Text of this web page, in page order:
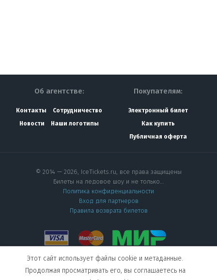
Об агентстве:
Контакты
Сотрудничество
Новости
Наши логотипы
Покупателям:
Электронный билет
Как купить
Публичная оферта
© 2014 — 2026, IceTickets.ru, все права защищены
Билеты на ледовое шоу и не только…
Политика конфиденциальности
Вход для партнеров
Правила возврата билетов
Мы в социальных сетях
Этот сайт использует файлы cookie и метаданные.
Продолжая просматривать его, вы соглашаетесь на